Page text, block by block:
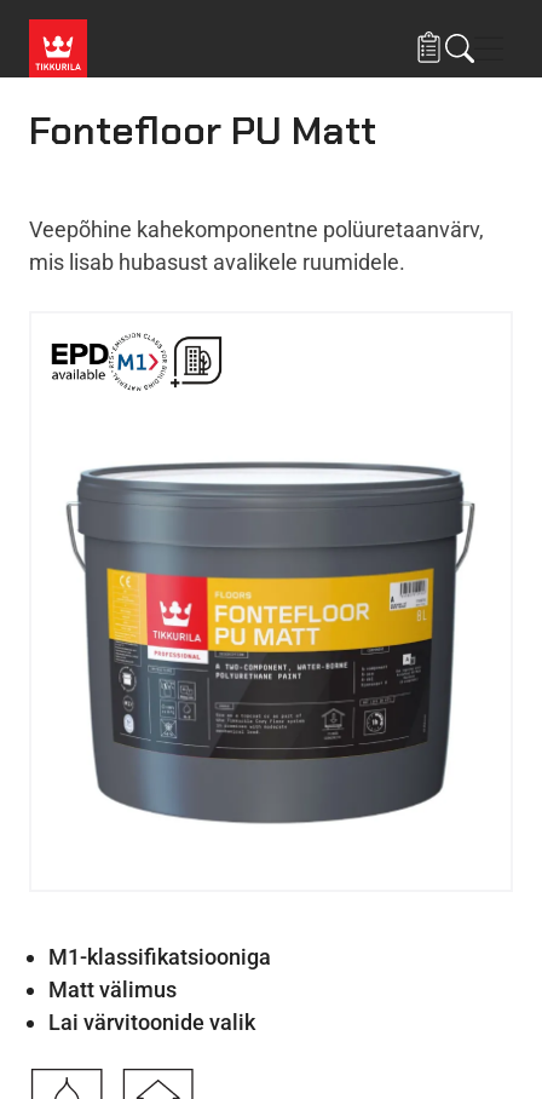
Fontefloor PU Matt
Veepõhine kahekomponentne polüuretaanvärv,
mis lisab hubasust avalikele ruumidele.
M1-klassifikatsiooniga
Matt välimus
Lai värvitoonide valik